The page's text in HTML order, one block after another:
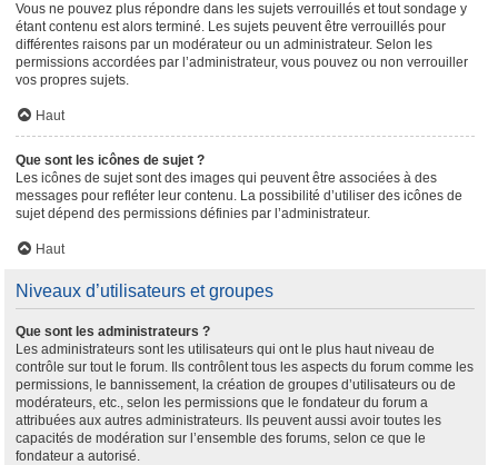
Vous ne pouvez plus répondre dans les sujets verrouillés et tout sondage y
étant contenu est alors terminé. Les sujets peuvent être verrouillés pour
différentes raisons par un modérateur ou un administrateur. Selon les
permissions accordées par l’administrateur, vous pouvez ou non verrouiller
vos propres sujets.
Haut
Que sont les icônes de sujet ?
Les icônes de sujet sont des images qui peuvent être associées à des
messages pour refléter leur contenu. La possibilité d’utiliser des icônes de
sujet dépend des permissions définies par l’administrateur.
Haut
Niveaux d’utilisateurs et groupes
Que sont les administrateurs ?
Les administrateurs sont les utilisateurs qui ont le plus haut niveau de
contrôle sur tout le forum. Ils contrôlent tous les aspects du forum comme les
permissions, le bannissement, la création de groupes d’utilisateurs ou de
modérateurs, etc., selon les permissions que le fondateur du forum a
attribuées aux autres administrateurs. Ils peuvent aussi avoir toutes les
capacités de modération sur l’ensemble des forums, selon ce que le
fondateur a autorisé.